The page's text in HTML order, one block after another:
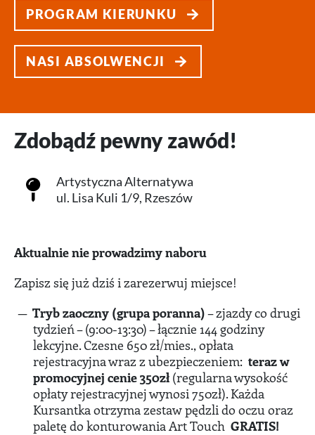
PROGRAM KIERUNKU
NASI ABSOLWENCJI
Zdobądź pewny zawód!
Artystyczna Alternatywa
ul. Lisa Kuli 1/9, Rzeszów
Aktualnie nie prowadzimy naboru
Zapisz się już dziś i zarezerwuj miejsce!
Tryb zaoczny (grupa poranna)– zjazdy co drugi
tydzień – (9:00-13:30) – łącznie 144 godziny
lekcyjne. Czesne 650 zł/mies., opłata
rejestracyjna wraz z ubezpieczeniem: teraz w
promocyjnej cenie 350zł (regularna wysokość
opłaty rejestracyjnej wynosi 750zł). Każda
Kursantka otrzyma zestaw pędzli do oczu oraz
paletę do konturowania Art Touch GRATIS!